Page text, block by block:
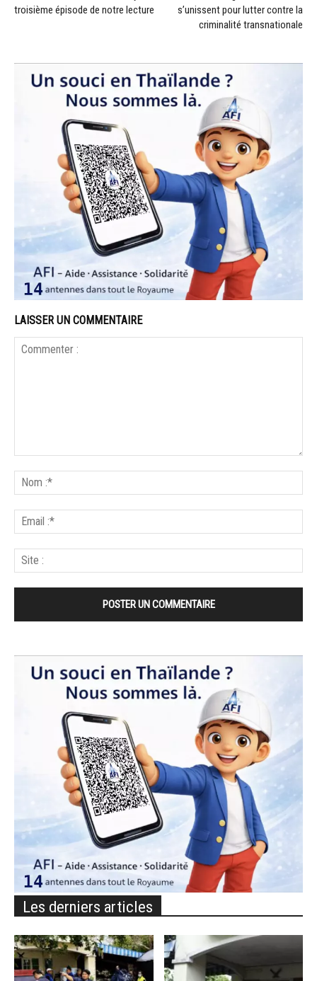
troisième épisode de notre lecture
s’unissent pour lutter contre la
criminalité transnationale
LAISSER UN COMMENTAIRE
Les derniers articles